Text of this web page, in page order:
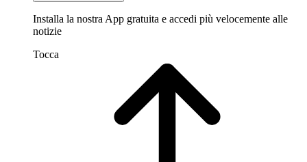
Installa la nostra App gratuita e accedi più velocemente alle
notizie
Tocca